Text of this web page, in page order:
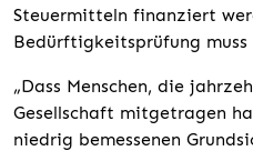
Steuermitteln finanziert
Bedürftigkeitsprüfung
„Dass Menschen, die
Gesellschaft mitgetragen
niedrig bemessenen